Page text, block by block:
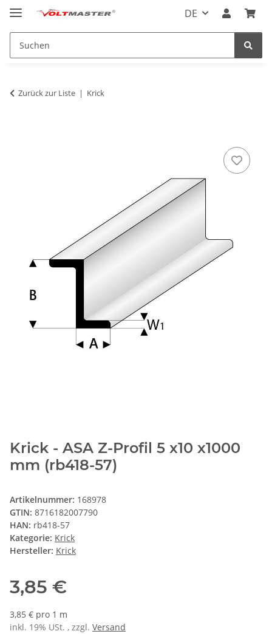
DE
Zurück zur Liste Krick
Krick - ASA Z-Profil 5 x10 x1000
mm (rb418-57)
Artikelnummer: 168978
GTIN: 8716182007790
HAN: rb418-57
Kategorie: Krick
Hersteller: Krick
3,85 €
3,85 € pro 1 m
inkl. 19% USt. , zzgl. Versand